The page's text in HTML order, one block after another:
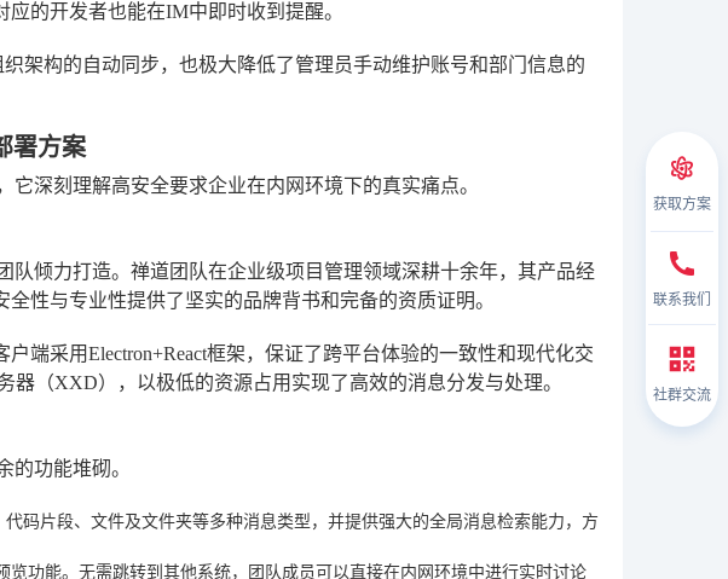
的开发者也能在IM中即时收到提醒。
架构的自动同步，也极大降低了管理员手动维护账号和部门信息的
署方案
深刻理解高安全要求企业在内网环境下的真实痛点。
倾力打造。禅道团队在企业级项目管理领域深耕十余年，其产品经
性与专业性提供了坚实的品牌背书和完备的资质证明。
端采用Electron+React框架，保证了跨平台体验的一致性和现代化交
器（XXD），以极低的资源占用实现了高效的消息分发与处理。
的功能堆砌。
码片段、文件及文件夹等多种消息类型，并提供强大的全局消息检索能力，方
览功能。无需跳转到其他系统，团队成员可以直接在内网环境中进行实时讨论
获取方案
联系我们
社群交流